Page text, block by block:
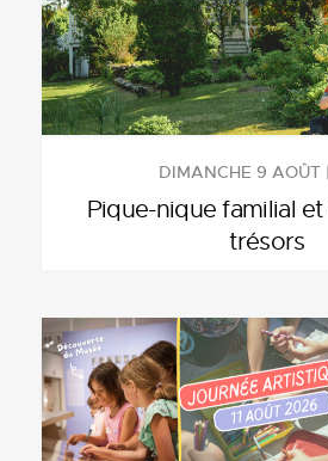
DIMANCHE 9 AOÛT
Pique-nique familial
trésors